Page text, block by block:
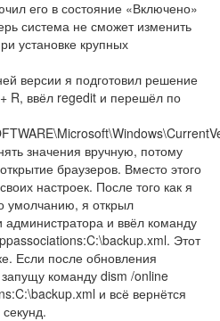
его в состояние «Включено»
система не сможет изменить
установке крупных
версии я подготовил решение
R, ввёл regedit и перешёл по
значения вручную, потому
браузеров. Вместо этого
настроек. После того как я
умолчанию, я открыл
и ввёл команду
Этот
Если после обновления
запущу команду dism /online
и всё вернётся